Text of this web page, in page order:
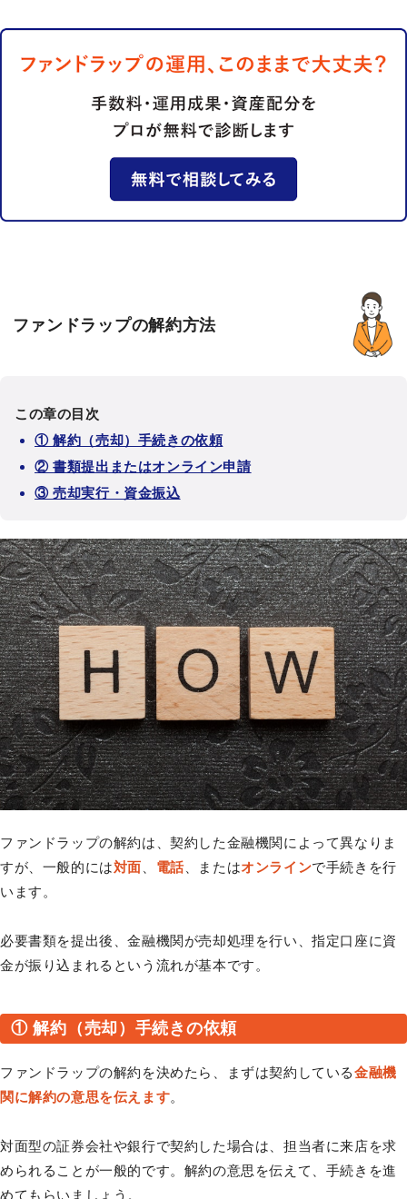
ファンドラップの解約方法
この章の目次
① 解約（売却）手続きの依頼
② 書類提出またはオンライン申請
③ 売却実行・資金振込
ファンドラップの解約は、契約した金融機関によって異なりま
すが、一般的には対面 電話、またはオンラインで手続きを行
います。
必要書類を提出後、金融機関が売却処理を行い、指定口座に資
金が振り込まれるという流れが基本です。
① 解約（売却）手続きの依頼
ファンドラップの解約を決めたら、まずは契約している金融機
関に解約の意思を伝えます。
対面型の証券会社や銀行で契約した場合は、担当者に来店を求
められることが一般的です。解約の意思を伝えて、手続きを進
めてもらいましょう。